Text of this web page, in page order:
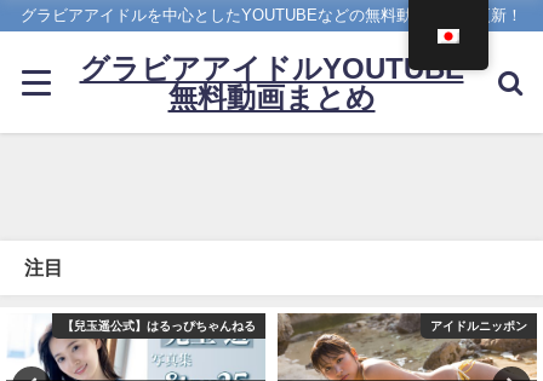
グラビアアイドルを中心としたYOUTUBEなどの無料動画を日々更新！
グラビアアイドルYOUTUBE
無料動画まとめ
注目
アイドルニッポン 4K UPSCALING